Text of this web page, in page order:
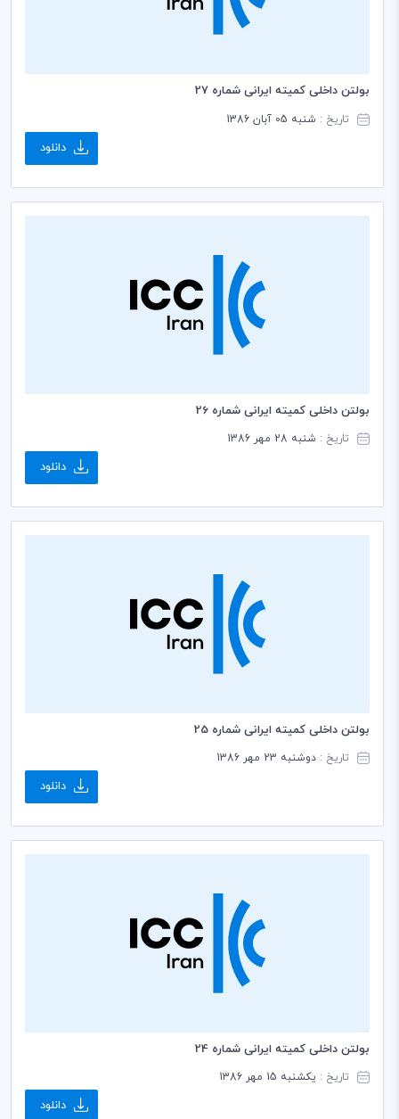
بولتن داخلی کمیته ایرانی شماره 27
تاریخ : شنبه 05 آبان 1386
دانلود
بولتن داخلی کمیته ایرانی شماره 26
تاریخ : شنبه 28 مهر 1386
دانلود
بولتن داخلی کمیته ایرانی شماره 25
تاریخ : دوشنبه 23 مهر 1386
دانلود
بولتن داخلی کمیته ایرانی شماره 24
تاریخ : یکشنبه 15 مهر 1386
دانلود